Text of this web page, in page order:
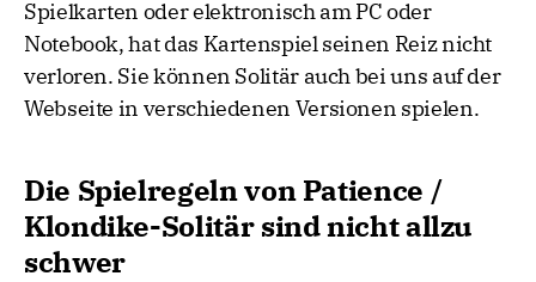
Spielkarten oder elektronisch am PC oder
Notebook, hat das Kartenspiel seinen Reiz nicht
verloren. Sie können Solitär auch bei uns auf der
Webseite in verschiedenen Versionen spielen.
Die Spielregeln von Patience /
Klondike-Solitär sind nicht allzu
schwer